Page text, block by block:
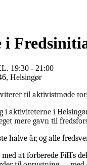
19:30 - 21:00
Helsingør
til aktivistmøde
i aktiviteterne i
mere gavn til
halve år, og alle
at forberede FiH´s